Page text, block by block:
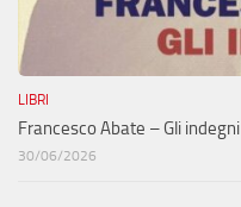
LIBRI
Francesco Abate – Gli indegni
30/06/2026